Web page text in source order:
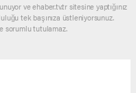
ve ehaber.tv.tr sitesine yaptığınız
tek başınıza üstleniyorsunuz.
sorumlu tutulamaz.